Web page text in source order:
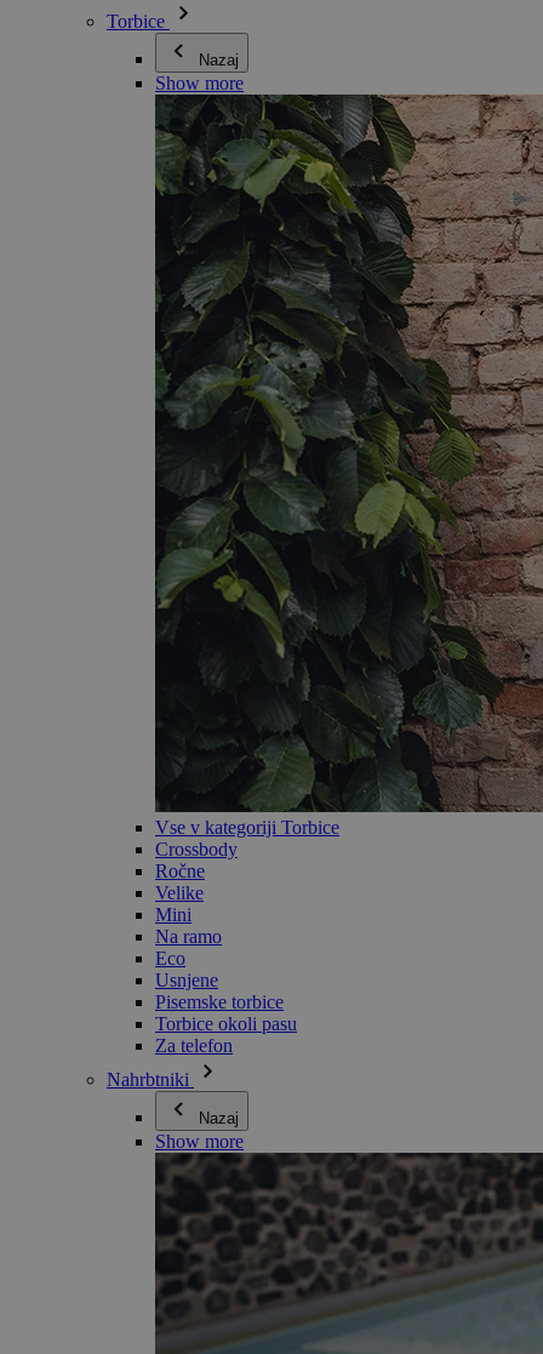
Torbice
Nazaj
Show more
Vse v kategoriji Torbice
Crossbody
Ročne
Velike
Mini
Na ramo
Eco
Usnjene
Pisemske torbice
Torbice okoli pasu
Za telefon
Nahrbtniki
Nazaj
Show more